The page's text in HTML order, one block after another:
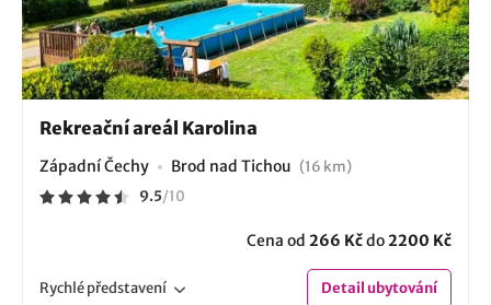
Rekreační areál Karolina
Západní Čechy Brod nad Tichou (16 km)
9.5/10
Cena od 266 Kčdo2200 Kč
Rychlépředstavení Detailubytování